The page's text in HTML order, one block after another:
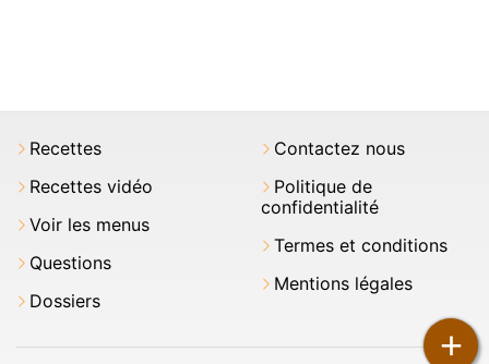
+
Recettes
Recettes vidéo
Voir les menus
Questions
Dossiers
Contactez nous
Politique de
confidentialité
Termes et conditions
Mentions légales